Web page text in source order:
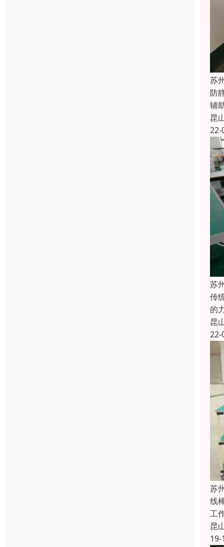
苏
防
辅
昆
22-
苏
传
的
昆
22-
苏
线
工
昆
19-